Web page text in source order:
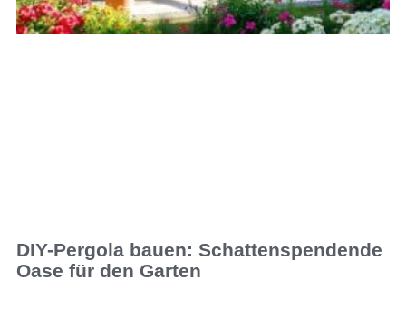
DIY-Pergola bauen: Schattenspendende
Oase für den Garten